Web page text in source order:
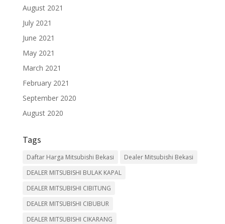
August 2021
July 2021
June 2021
May 2021
March 2021
February 2021
September 2020
August 2020
Tags
Daftar Harga Mitsubishi Bekasi
Dealer Mitsubishi Bekasi
DEALER MITSUBISHI BULAK KAPAL
DEALER MITSUBISHI CIBITUNG
DEALER MITSUBISHI CIBUBUR
DEALER MITSUBISHI CIKARANG